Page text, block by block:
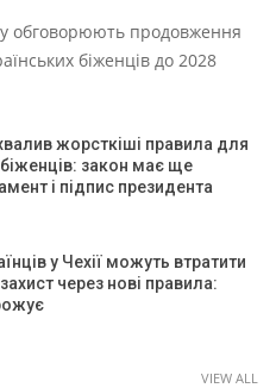
обговорюють продовження
біженців до 2028
жорсткіші правила для
біженців: закон має ще
і підпис президента
у Чехії можуть втратити
через нові правила:
VIEW ALL